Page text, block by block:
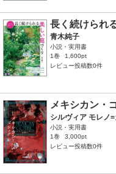
長く続けられ
青木純子
小説・実用書
1巻
1,600pt
レビュー投稿数0件
メキシカン・
シルヴィア モレノ
小説・実用書
1巻
3,000pt
レビュー投稿数0件